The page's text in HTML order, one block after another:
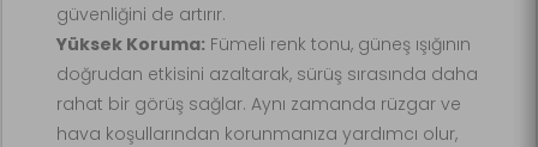
güvenliğini de artırır.
Yüksek Koruma: Fümeli renk tonu, güneş ışığının
doğrudan etkisini azaltarak, sürüş sırasında daha
rahat bir görüş sağlar. Aynı zamanda rüzgar ve
hava koşullarından korunmanıza yardımcı olur,